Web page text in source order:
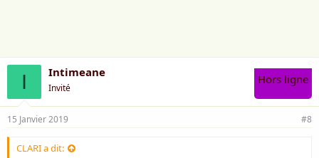
I Intimeane
Invité
Hors ligne
15 Janvier 2019 #8
CLARI a dit: